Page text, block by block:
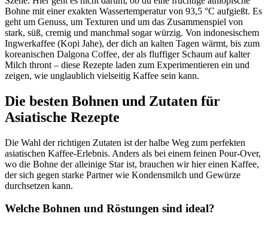
Bohne mit einer exakten Wassertemperatur von 93,5 °C aufgießt. Es
geht um Genuss, um Texturen und um das Zusammenspiel von
stark, süß, cremig und manchmal sogar würzig. Von indonesischem
Ingwerkaffee (Kopi Jahe), der dich an kalten Tagen wärmt, bis zum
koreanischen Dalgona Coffee, der als fluffiger Schaum auf kalter
Milch thront – diese Rezepte laden zum Experimentieren ein und
zeigen, wie unglaublich vielseitig Kaffee sein kann.
Die besten Bohnen und Zutaten für
Asiatische Rezepte
Die Wahl der richtigen Zutaten ist der halbe Weg zum perfekten
asiatischen Kaffee-Erlebnis. Anders als bei einem feinen Pour-Over,
wo die Bohne der alleinige Star ist, brauchen wir hier einen Kaffee,
der sich gegen starke Partner wie Kondensmilch und Gewürze
durchsetzen kann.
Welche Bohnen und Röstungen sind ideal?